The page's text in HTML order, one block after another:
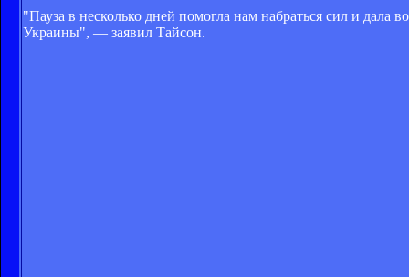
"Пауза в несколько дней помогла нам набраться сил и дала
Украины", — заявил Тайсон.